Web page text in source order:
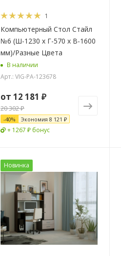
1
Компьютерный Стол Стайл
№6 (Ш-1230 x Г-570 x В-1600
мм)/Разные Цвета
В наличии
Арт.: VIG-PA-123678
от 12 181 ₽
20 302 ₽
-40% Экономия 8 121 ₽
+ 1267 ₽ бонус
Новинка